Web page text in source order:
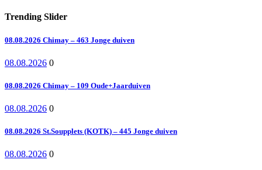
Trending Slider
08.08.2026 Chimay – 463 Jonge duiven
08.08.2026 0
08.08.2026 Chimay – 109 Oude+Jaarduiven
08.08.2026 0
08.08.2026 St.Soupplets (KOTK) – 445 Jonge duiven
08.08.2026 0